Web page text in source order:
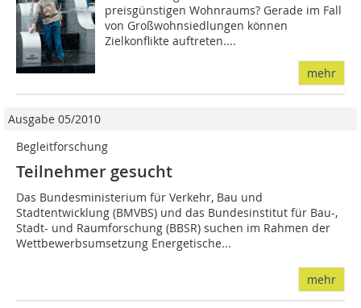
preisgünstigen Wohnraums? Gerade im Fall
von Großwohnsiedlungen können
Zielkonflikte auftreten....
mehr
Ausgabe 05/2010
Begleitforschung
Teilnehmer gesucht
Das Bundesministerium für Verkehr, Bau und
Stadtentwicklung (BMVBS) und das Bundesinstitut für Bau-,
Stadt- und Raumforschung (BBSR) suchen im Rahmen der
Wettbewerbsumsetzung Energetische...
mehr